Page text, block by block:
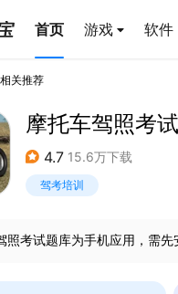
首页 游戏 软件
相关推荐
摩托车驾照考
4.7 15.6万下载
驾考培训
照考试题库为手机应用，需